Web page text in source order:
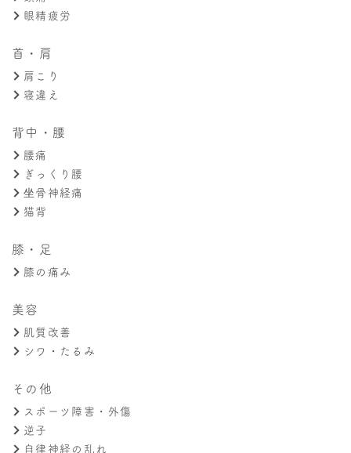
眼精疲労
首・肩
肩こり
寝違え
背中・腰
腰痛
ぎっくり腰
坐骨神経痛
猫背
膝・足
膝の痛み
美容
肌質改善
シワ・たるみ
その他
スポーツ障害・外傷
逆子
自律神経の乱れ